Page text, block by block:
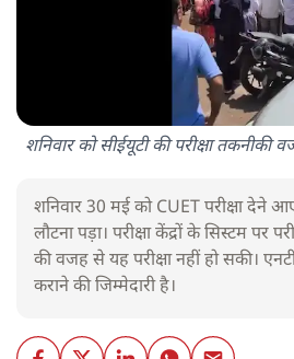
शनिवार को सीईयूटी की परीक्षा तकनीकी
शनिवार 30 मई को CUET परीक्षा देने
लौटना पड़ा। परीक्षा केंद्रों के सिस्टम पर
की वजह से यह परीक्षा नहीं हो सकी।
कराने की जिम्मेदारी है।